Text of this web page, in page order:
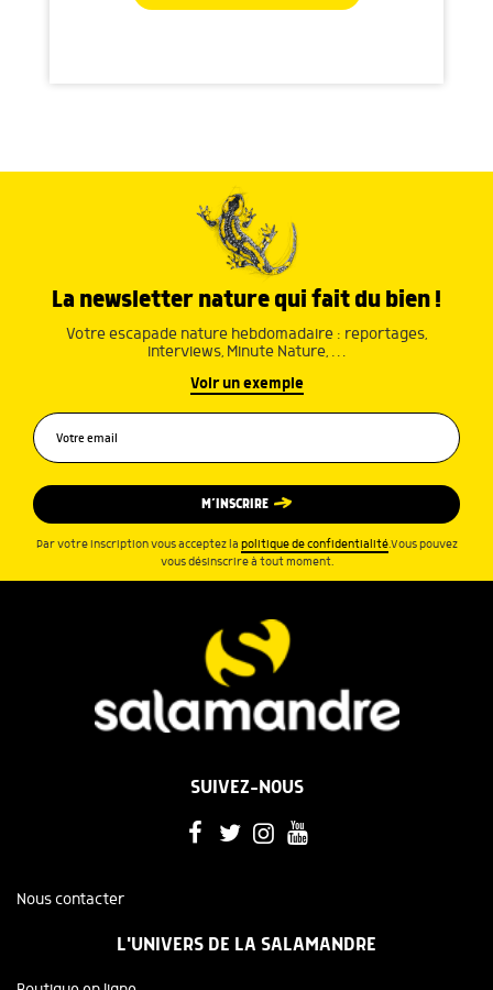
La newsletter nature qui fait du bien !
Votre escapade nature hebdomadaire : reportages,
interviews, Minute Nature, …
Voir un exemple
M’INSCRIRE
Par votre inscription vous acceptez la politique de confidentialité.Vous pouvez
vous désinscrire à tout moment.
SUIVEZ-NOUS
Nous contacter
L'UNIVERS DE LA SALAMANDRE